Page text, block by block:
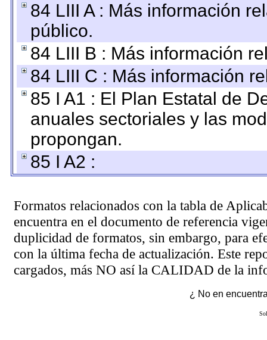
84 LIII A : Más información
público.
84 LIII B : Más información
84 LIII C : Más información
85 I A1 : El Plan Estatal de
anuales sectoriales y las
propongan.
85 I A2 :
Formatos relacionados con la tabla de
encuentra en el documento de referencia
duplicidad de formatos, sin embargo, para
con la última fecha de actualización. Este
cargados, más NO así la CALIDAD de la
¿ No en